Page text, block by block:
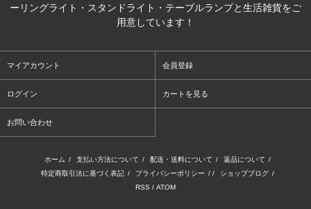
ーリングライト・スタンドライト・テーブルランプと生活雑貨をご
用意しています！
マイアカウント 会員登録
ログイン カートを見る
お問い合わせ
ホーム / 支払い方法について / 配送・送料について / 返品について /
特定商取引法に基づく表記 / プライバシーポリシー / / ショップブログ /
RSS / ATOM